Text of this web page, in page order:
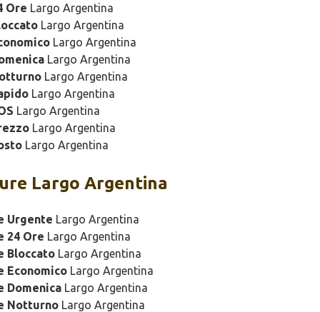
Ore Largo Argentina
Largo Argentina
Largo Argentina
Largo Argentina
Largo Argentina
Largo Argentina
Largo Argentina
Largo Argentina
Largo Argentina
Largo Argentina
Urgente Largo Argentina
24 Ore Largo Argentina
BloccatoLargo Argentina
EconomicoLargo Argentina
DomenicaLargo Argentina
NotturnoLargo Argentina